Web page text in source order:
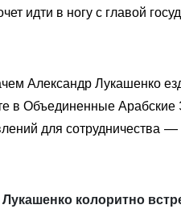
идти в ногу с главой
Александр Лукашенко
в Объединенные
для сотрудничества
колоритно